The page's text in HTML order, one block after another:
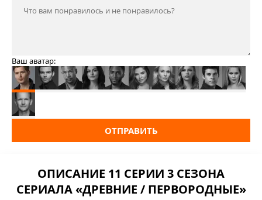
Ваш аватар:
ОТПРАВИТЬ
ОПИСАНИЕ 11 СЕРИИ 3 СЕЗОНА
СЕРИАЛА «ДРЕВНИЕ / ПЕРВОРОДНЫЕ»